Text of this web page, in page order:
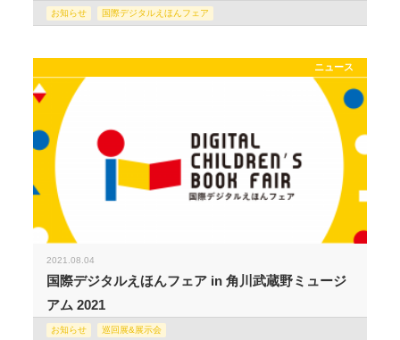
お知らせ 国際デジタルえほんフェア
ニュース
2021.08.04
国際デジタルえほんフェア in 角川武蔵野ミュージ
アム 2021
お知らせ 巡回展&展示会